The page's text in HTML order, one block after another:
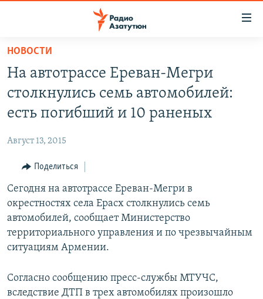
Перейти
основному
содержанию
основной
навигации
Перейти
поиску
ПОЛИТИКА
ЭКОНОМИКА
РЕГИОН
НАГОРНЫЙ КАРАБАХ
КУЛЬТУРА
СПОРТ
АРХИВ
Հայերեն
НОВОСТИ
На автотрассе Ереван-Мегри
столкнулись семь автомобилей:
есть погибший и 10 раненых
Август 13, 2015
Поделиться
Сегодня на автотрассе Ереван-Мегри в
окрестностях села Ерасх столкнулись семь
автомобилей, сообщает Министерство
территориального управления и по чрезвычайным
ситуациям Армении.
Согласно сообщению пресс-службы МТУЧС,
вследствие ДТП в трех автомобилях произошло